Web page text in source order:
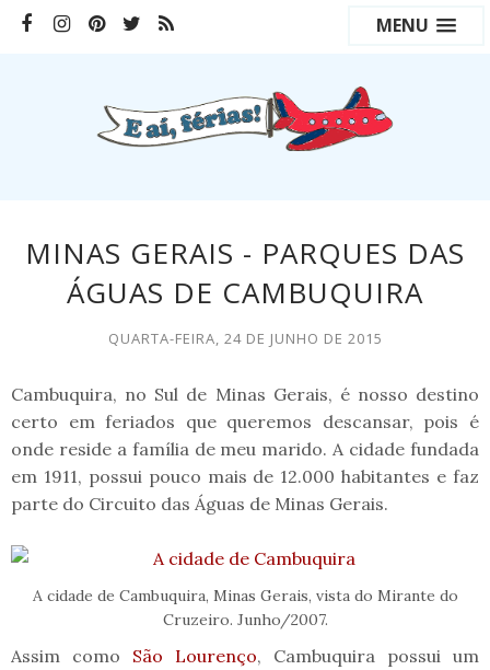
MENU
MINAS GERAIS - PARQUES DAS
ÁGUAS DE CAMBUQUIRA
QUARTA-FEIRA, 24 DE JUNHO DE 2015
Cambuquira, no Sul de Minas Gerais, é nosso destino
certo em feriados que queremos descansar, pois é
onde reside a família de meu marido. A cidade fundada
em 1911, possui pouco mais de 12.000 habitantes e faz
parte do Circuito das Águas de Minas Gerais.
A cidade de Cambuquira, Minas Gerais, vista do Mirante do
Cruzeiro. Junho/2007.
Assim como São Lourenço, Cambuquira possui um